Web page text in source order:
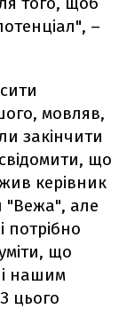
–
мовляв,
закінчити
що
керівник
"Вежа", але
потрібно
що
і нашим
цього